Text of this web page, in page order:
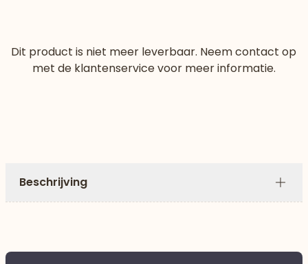
Dit product is niet meer leverbaar. Neem contact op
met de klantenservice voor meer informatie.
Beschrijving
Plus